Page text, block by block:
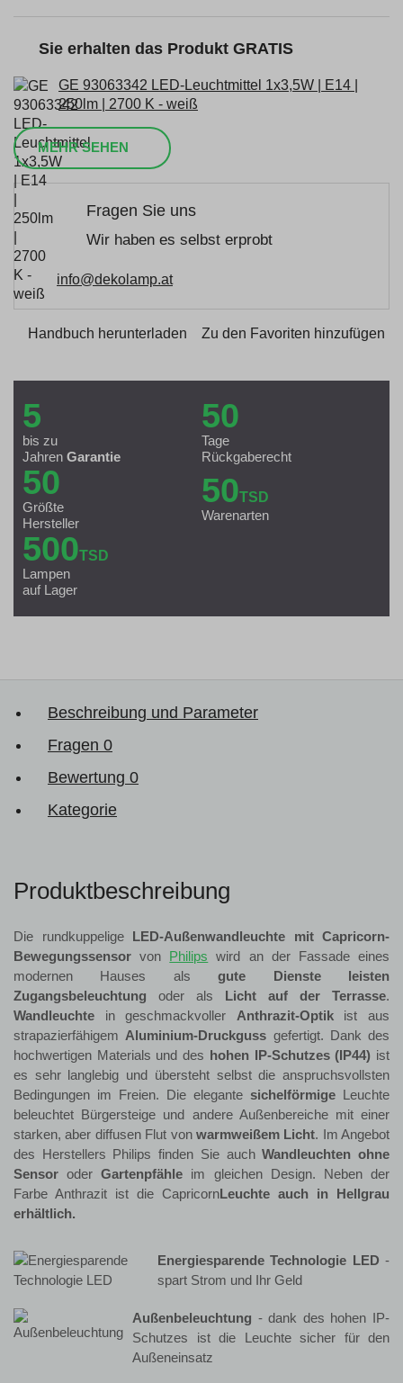
Sie erhalten das Produkt GRATIS
GE 93063342 LED-Leuchtmittel 1x3,5W | E14 |
250lm | 2700 K - weiß
MEHR SEHEN
Fragen Sie uns
Wir haben es selbst erprobt
info@dekolamp.at
Handbuch herunterladen Zu den Favoriten hinzufügen
5
bis zu
Jahren Garantie
50
Tage
Rückgaberecht
50
Größte
Hersteller
50TSD
Warenarten
500TSD
Lampen
auf Lager
Beschreibung und Parameter
Fragen 0
Bewertung 0
Kategorie
Produktbeschreibung
Die rundkuppelige LED-Außenwandleuchte mit Capricorn-
Bewegungssensor von Philips wird an der Fassade eines
modernen Hauses alsgute Dienste leisten
Zugangsbeleuchtung oder als Licht auf der Terrasse.
Wandleuchte in geschmackvoller Anthrazit-Optikist aus
strapazierfähigem Aluminium-Druckguss gefertigt. Dank des
hochwertigen Materials und des hohen IP-Schutzes (IP44) ist
es sehr langlebig und übersteht selbst die anspruchsvollsten
Bedingungen im Freien. Die elegante sichelförmige Leuchte
beleuchtet Bürgersteige und andere Außenbereiche mit einer
starken, aber diffusen Flut von warmweißem Licht. Im Angebot
des Herstellers Philips finden Sie auchWandleuchten ohne
Sensor oderGartenpfähle im gleichen Design. Neben der
Farbe Anthrazit ist die CapricornLeuchte auch in Hellgrau
erhältlich.
Energiesparende Technologie LED -
spart Strom und Ihr Geld
Außenbeleuchtung - dank des hohen IP-
Schutzes ist die Leuchte sicher für den
Außeneinsatz